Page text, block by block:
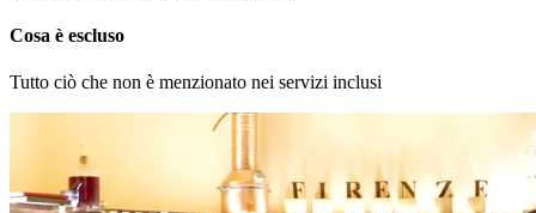
Cosa è escluso
Tutto ciò che non è menzionato nei servizi inclusi